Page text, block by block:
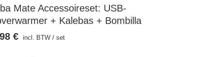
Mate Accessoireset: USB-
+ Kalebas + Bombilla
€ incl. BTW /set